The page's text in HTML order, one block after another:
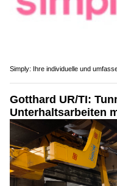
Simply: Ihre individuelle und
Gotthard UR/TI:
Unterhaltsarbeiten